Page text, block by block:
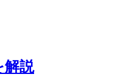
解説